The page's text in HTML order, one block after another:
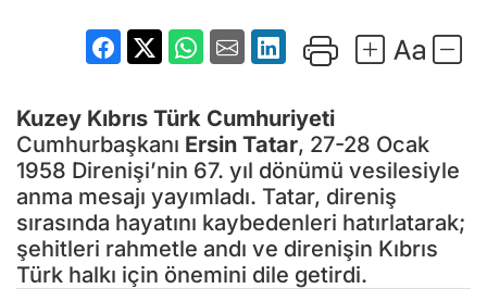
Kuzey Kıbrıs Türk Cumhuriyeti
Cumhurbaşkanı Ersin Tatar, 27-28 Ocak
1958 Direnişi’nin 67. yıl dönümü vesilesiyle
anma mesajı yayımladı. Tatar, direniş
sırasında hayatını kaybedenleri hatırlatarak;
şehitleri rahmetle andı ve direnişin Kıbrıs
Türk halkı için önemini dile getirdi.